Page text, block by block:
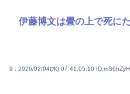
伊藤博文は畳の上で死に
9 : 2026/02/04(水) 07:41:05.10